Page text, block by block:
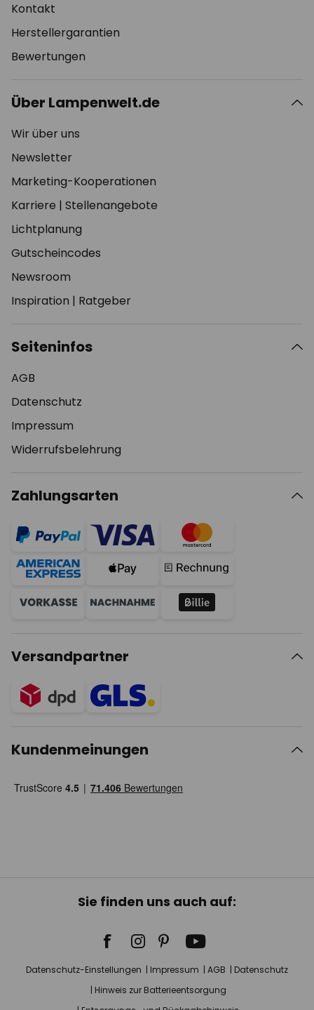
Kontakt
Herstellergarantien
Bewertungen
Über Lampenwelt.de
Wir über uns
Newsletter
Marketing-Kooperationen
Karriere | Stellenangebote
Lichtplanung
Gutscheincodes
Newsroom
Inspiration | Ratgeber
Seiteninfos
AGB
Datenschutz
Impressum
Widerrufsbelehrung
Zahlungsarten
Versandpartner
Kundenmeinungen
Sie finden uns auch auf:
Datenschutz-Einstellungen Impressum AGB
Datenschutz
Hinweis zur Batterieentsorgung